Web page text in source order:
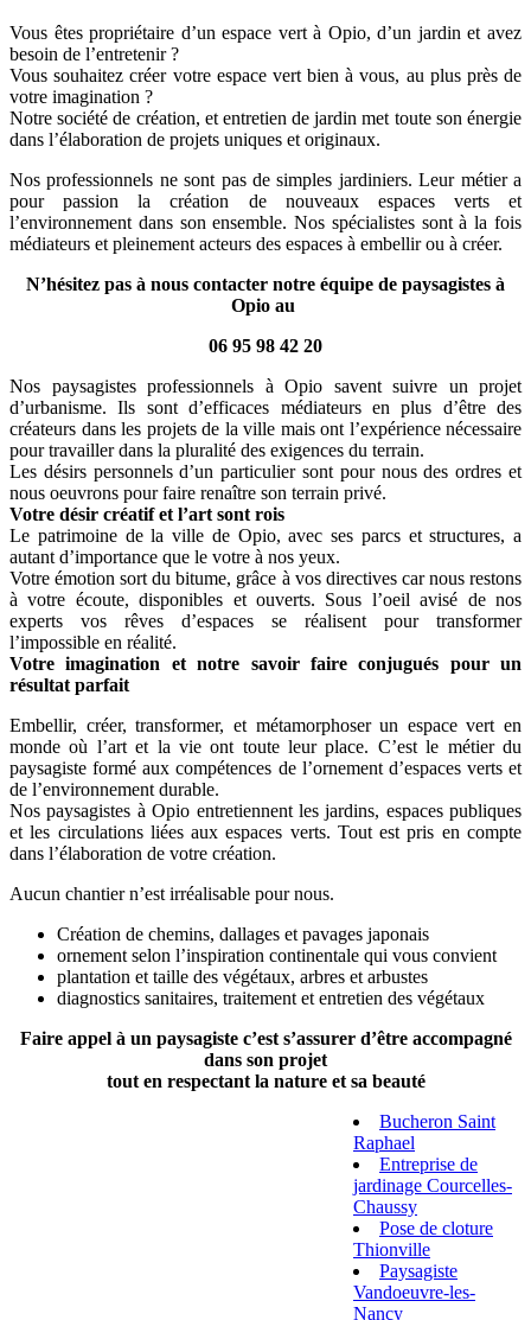
Vous êtes propriétaire d’un espace vert à Opio, d’un jardin et avez
besoin de l’entretenir ?
Vous souhaitez créer votre espace vert bien à vous, au plus près de
votre imagination ?
Notre société de création, et entretien de jardin met toute son énergie
dans l’élaboration de projets uniques et originaux.
Nos professionnels ne sont pas de simples jardiniers. Leur métier a
pour passion la création de nouveaux espaces verts et
l’environnement dans son ensemble. Nos spécialistes sont à la fois
médiateurs et pleinement acteurs des espaces à embellir ou à créer.
N’hésitez pas à nous contacter notre équipe de paysagistes à
Opio au
06 95 98 42 20
Nos paysagistes professionnels à Opio savent suivre un projet
d’urbanisme. Ils sont d’efficaces médiateurs en plus d’être des
créateurs dans les projets de la ville mais ont l’expérience nécessaire
pour travailler dans la pluralité des exigences du terrain.
Les désirs personnels d’un particulier sont pour nous des ordres et
nous oeuvrons pour faire renaître son terrain privé.
Votre désir créatif et l’art sont rois
Le patrimoine de la ville de Opio, avec ses parcs et structures, a
autant d’importance que le votre à nos yeux.
Votre émotion sort du bitume, grâce à vos directives car nous restons
à votre écoute, disponibles et ouverts. Sous l’oeil avisé de nos
experts vos rêves d’espaces se réalisent pour transformer
l’impossible en réalité.
Votre imagination et notre savoir faire conjugués pour un
résultat parfait
Embellir, créer, transformer, et métamorphoser un espace vert en
monde où l’art et la vie ont toute leur place. C’est le métier du
paysagiste formé aux compétences de l’ornement d’espaces verts et
de l’environnement durable.
Nos paysagistes à Opio entretiennent les jardins, espaces publiques
et les circulations liées aux espaces verts. Tout est pris en compte
dans l’élaboration de votre création.
Aucun chantier n’est irréalisable pour nous.
Création de chemins, dallages et pavages japonais
ornement selon l’inspiration continentale qui vous convient
plantation et taille des végétaux, arbres et arbustes
diagnostics sanitaires, traitement et entretien des végétaux
Faire appel à un paysagiste c’est s’assurer d’être accompagné
dans son projet
tout en respectant la nature et sa beauté
Bucheron Saint
Raphael
Entreprise de
jardinage Courcelles-
Chaussy
Pose de cloture
Thionville
Paysagiste
Vandoeuvre-les-
Nancy